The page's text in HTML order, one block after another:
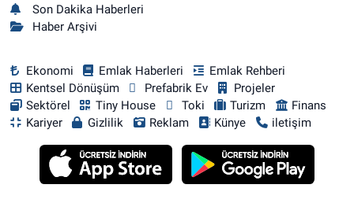
Son Dakika Haberleri
Haber Arşivi
Ekonomi Emlak Haberleri
Emlak Rehberi
Kentsel Dönüşüm
Prefabrik Ev
Projeler
Sektörel
Tiny House Toki Turizm
Finans
Kariyer
Gizlilik Reklam Künye iletişim